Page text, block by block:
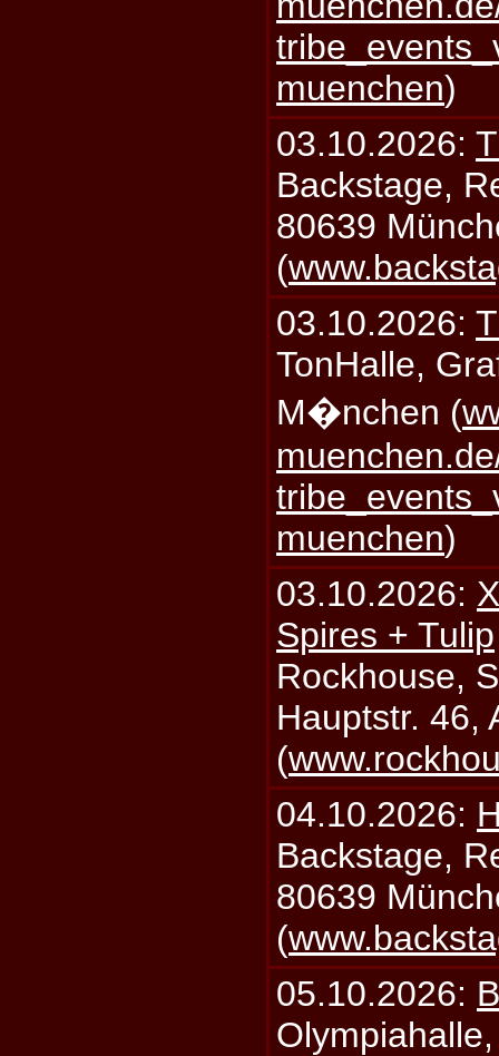
muenchen)
03.10.2026:
Backstage,
80639
(
03.10.2026:
TonHalle,
M�nchen (
muenchen)
03.10.2026:
Spires + Tulip
Rockhouse,
Hauptstr. 46,
(
04.10.2026:
Backstage,
80639
(
05.10.2026: